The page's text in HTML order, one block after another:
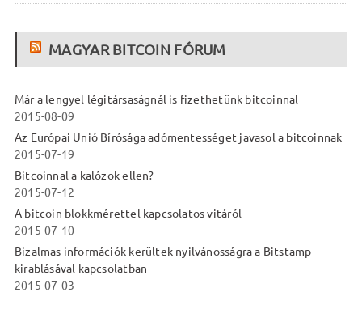
MAGYAR BITCOIN FÓRUM
Már a lengyel légitársaságnál is fizethetünk bitcoinnal
2015-08-09
Az Európai Unió Bírósága adómentességet javasol a bitcoinnak
2015-07-19
Bitcoinnal a kalózok ellen?
2015-07-12
A bitcoin blokkmérettel kapcsolatos vitáról
2015-07-10
Bizalmas információk kerültek nyilvánosságra a Bitstamp
kirablásával kapcsolatban
2015-07-03